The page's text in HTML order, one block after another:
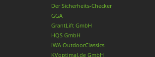
Der Sicherheits-Checker
GGA
GrantLift GmbH
HQS GmbH
IWA OutdoorClassics
KVoptimal.de GmbH